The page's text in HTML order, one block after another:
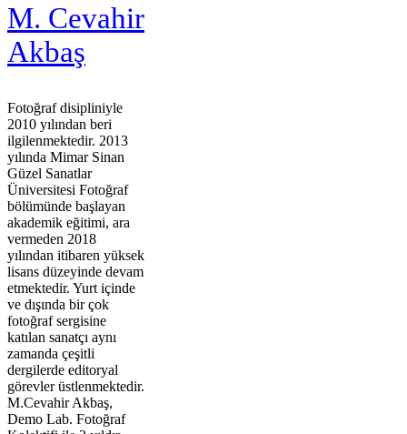
M. Cevahir
Akbaş
Fotoğraf disipliniyle
2010 yılından beri
ilgilenmektedir. 2013
yılında Mimar Sinan
Güzel Sanatlar
Üniversitesi Fotoğraf
bölümünde başlayan
akademik eğitimi, ara
vermeden 2018
yılından itibaren yüksek
lisans düzeyinde devam
etmektedir. Yurt içinde
ve dışında bir çok
fotoğraf sergisine
katılan sanatçı aynı
zamanda çeşitli
dergilerde editoryal
görevler üstlenmektedir.
M.Cevahir Akbaş,
Demo Lab. Fotoğraf